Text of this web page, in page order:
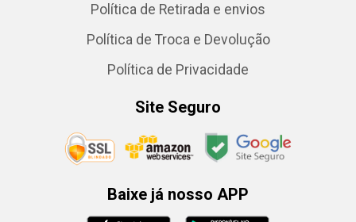
Política de Retirada e envios
Política de Troca e Devolução
Política de Privacidade
Site Seguro
Baixe já nosso APP